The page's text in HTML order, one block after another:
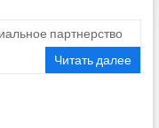
партнерство
Читать далее